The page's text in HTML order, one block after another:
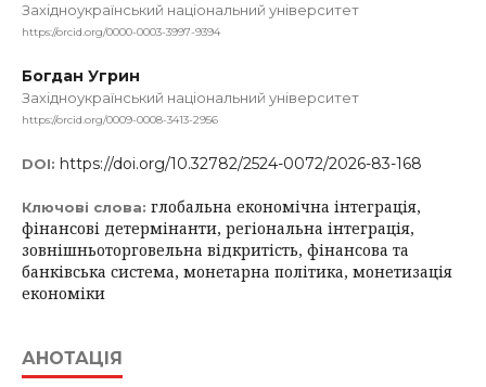
Західноукраїнський національний університет
https://orcid.org/0000-0003-3997-9394
Богдан Угрин
Західноукраїнський національний університет
https://orcid.org/0009-0008-3413-2956
DOI: https://doi.org/10.32782/2524-0072/2026-83-168
Ключові слова: глобальна економічна інтеграція,
фінансові детермінанти, регіональна інтеграція,
зовнішньоторговельна відкритість, фінансова та
банківська система, монетарна політика, монетизація
економіки
АНОТАЦІЯ